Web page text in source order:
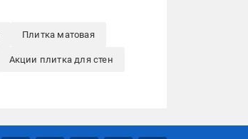
Плитка матовая
Акции плитка для стен